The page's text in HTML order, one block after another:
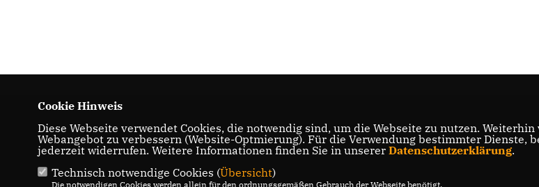
Cookie Hinweis
Diese Webseite verwendet Cookies, die notwendig sind, um die Webseite zu nutzen.
Webangebot zu verbessern (Website-Optmierung). Für die Verwendung bestimmter
jederzeit widerrufen. Weitere Informationen finden Sie in unserer Datenschutzerklärung.
Technisch notwendige Cookies (Übersicht)
Die notwendigen Cookies werden allein für den ordnungsgemäßen Gebrauch der Webseite benötigt.